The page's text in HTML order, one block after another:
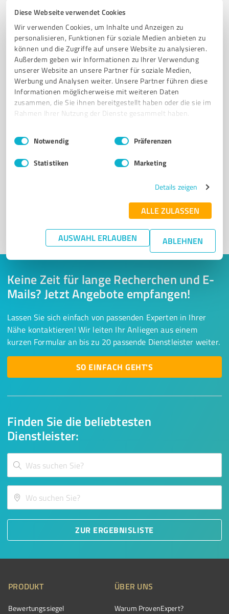
Diese Webseite verwendet Cookies
Wir verwenden Cookies, um Inhalte und Anzeigen zu
personalisieren, Funktionen für soziale Medien anbieten zu
können und die Zugriffe auf unsere Website zu analysieren.
Außerdem geben wir Informationen zu Ihrer Verwendung
unserer Website an unsere Partner für soziale Medien,
Werbung und Analysen weiter. Unsere Partner führen diese
Informationen möglicherweise mit weiteren Daten
zusammen, die Sie ihnen bereitgestellt haben oder die sie im
Rahmen Ihrer Nutzung der Dienste gesammelt haben.
Impressum Datenschutzbestimmungen
Einwilligungsauswahl
Notwendig Präferenzen
Statistiken Marketing
Details zeigen
ALLE ZULASSEN
AUSWAHL ERLAUBEN ABLEHNEN
von 49 veröffentlicht (5 Quellen)
Sie möchten auch hier gelistet werden?
1
Finden Sie die beliebtesten
Dienstleister:
ZUR ERGEBNISLISTE
Keine Zeit für lange Recherchen und E-
Mails? Jetzt Angebote empfangen!
Lassen Sie sich einfach von passenden Experten in Ihrer
Nähe kontaktieren! Wir leiten Ihr Anliegen aus einem
kurzen Formular an bis zu 20 passende Dienstleister weiter.
SO EINFACH GEHT'S
PRODUKT
Bewertungssiegel
ÜBER UNS
Warum ProvenExpert?